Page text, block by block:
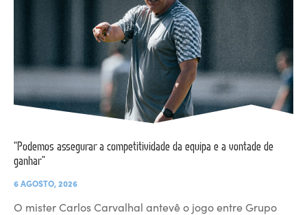
“Podemos assegurar a competitividade da equipa e a vontade de
ganhar”
6 AGOSTO, 2026
O mister Carlos Carvalhal antevê o jogo entre Grupo